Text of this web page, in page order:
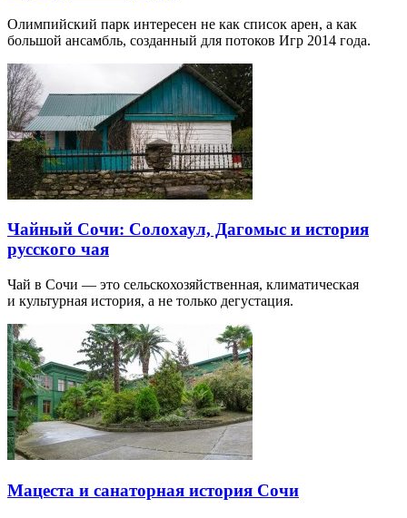
Олимпийский парк интересен не как список арен, а как
большой ансамбль, созданный для потоков Игр 2014 года.
Чайный Сочи: Солохаул, Дагомыс и история
русского чая
Чай в Сочи — это сельскохозяйственная, климатическая
и культурная история, а не только дегустация.
Мацеста и санаторная история Сочи